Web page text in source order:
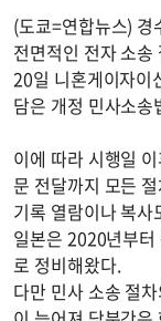
(도쿄=연합뉴스)
전면적인 전자 소
20일 니혼게이자이
담은 개정 민사소
이에 따라 시행일
문 전달까지 모든
기록 열람이나 복
일본은 2020년부
로 정비해왔다.
다만 민사 소송 절